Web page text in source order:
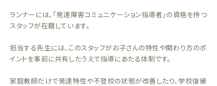
ランナーには、「発達障害コミュニケーション指導者」の資格を持つ
スタッフが在籍しています。
担当する先生には、このスタッフがお子さんの特性や関わり方のポ
イントを事前に共有したうえで指導にあたる体制です。
家庭教師だけで発達特性や不登校の状態が改善したり、学校復帰